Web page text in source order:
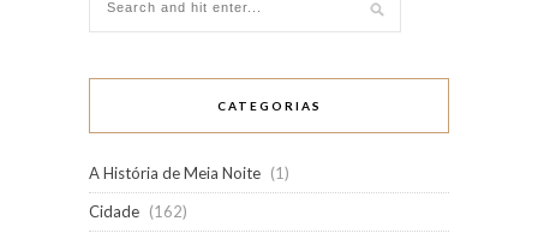
CATEGORIAS
A História de Meia Noite (1)
Cidade (162)